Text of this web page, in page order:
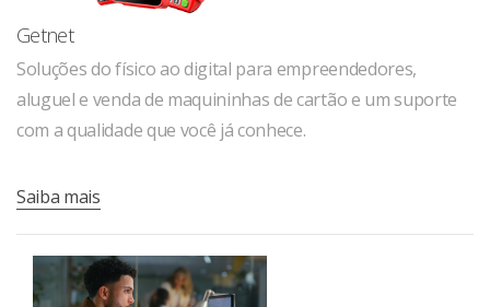
Getnet
Soluções do físico ao digital para empreendedores,
aluguel e venda de maquininhas de cartão e um suporte
com a qualidade que você já conhece.
Saiba mais